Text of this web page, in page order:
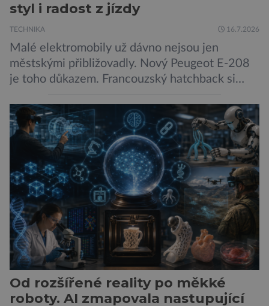
styl i radost z jízdy
TECHNIKA 16.7.2026
Malé elektromobily už dávno nejsou jen
městskými přibližovadly. Nový Peugeot E-208
je toho důkazem. Francouzský hatchback si
dojezd a modernější technologie, ale hlavně
ukazuje, že i kompaktní elektromobil může být
autem, se kterým bez obav vyrazíte za hranice
města Peugeot se u modelu 208 trefil do
černého už […]
Od rozšířené reality po měkké
roboty. AI zmapovala nastupující